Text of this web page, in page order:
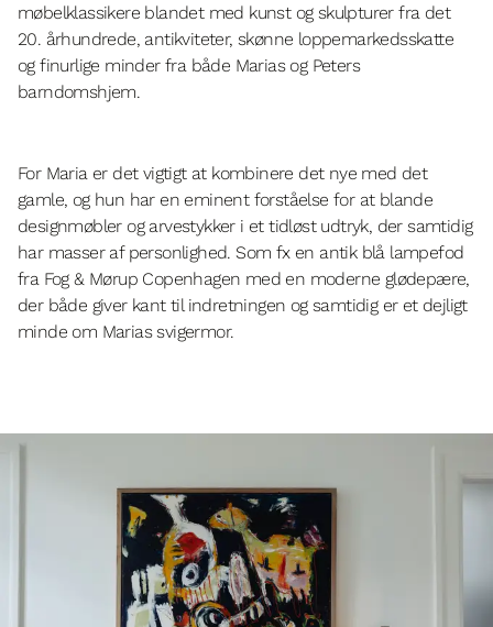
møbelklassikere blandet med kunst og skulpturer fra det
20. århundrede, antikviteter, skønne loppemarkedsskatte
og finurlige minder fra både Marias og Peters
barndomshjem.
For Maria er det vigtigt at kombinere det nye med det
gamle, og hun har en eminent forståelse for at blande
designmøbler og arvestykker i et tidløst udtryk, der samtidig
har masser af personlighed. Som fx en antik blå lampefod
fra Fog & Mørup Copenhagen med en moderne glødepære,
der både giver kant til indretningen og samtidig er et dejligt
minde om Marias svigermor.